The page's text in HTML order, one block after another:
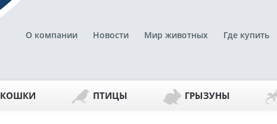
О компании Новости Мир животных Где купить
КОШКИ ПТИЦЫ ГРЫЗУНЫ